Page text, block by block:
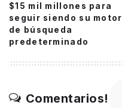
$15 mil millones para
seguir siendo su motor
de búsqueda
predeterminado
Comentarios!